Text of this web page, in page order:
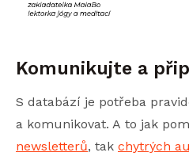
Komunikujte a
S databází je potřeba
a komunikovat. A to jak
newsletterů, tak chytrých